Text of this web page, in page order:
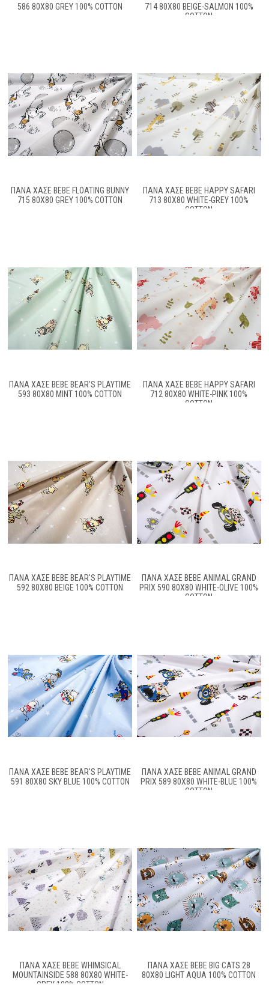
586 80X80 GREY 100% COTTON
714 80X80 BEIGE-SALMON 100%
COTTON
ΠΆΝΑ ΧΑΣΈ BEBE FLOATING BUNNY
715 80X80 GREY 100% COTTON
ΠΆΝΑ ΧΑΣΈ BEBE HAPPY SAFARI
713 80X80 WHITE-GREY 100%
COTTON
ΠΆΝΑ ΧΑΣΈ BEBE BEAR'S PLAYTIME
593 80X80 MINT 100% COTTON
ΠΆΝΑ ΧΑΣΈ BEBE HAPPY SAFARI
712 80X80 WHITE-PINK 100%
COTTON
ΠΆΝΑ ΧΑΣΈ BEBE BEAR'S PLAYTIME
592 80X80 BEIGE 100% COTTON
ΠΆΝΑ ΧΑΣΈ BEBE ANIMAL GRAND
PRIX 590 80X80 WHITE-OLIVE 100%
COTTON
ΠΆΝΑ ΧΑΣΈ BEBE BEAR'S PLAYTIME
591 80X80 SKY BLUE 100% COTTON
ΠΆΝΑ ΧΑΣΈ BEBE ANIMAL GRAND
PRIX 589 80X80 WHITE-BLUE 100%
COTTON
ΠΆΝΑ ΧΑΣΈ BEBE WHIMSICAL
MOUNTAINSIDE 588 80X80 WHITE-
GREY 100% COTTON
ΠΆΝΑ ΧΑΣΈ BEBE BIG CATS 28
80X80 LIGHT AQUA 100% COTTON